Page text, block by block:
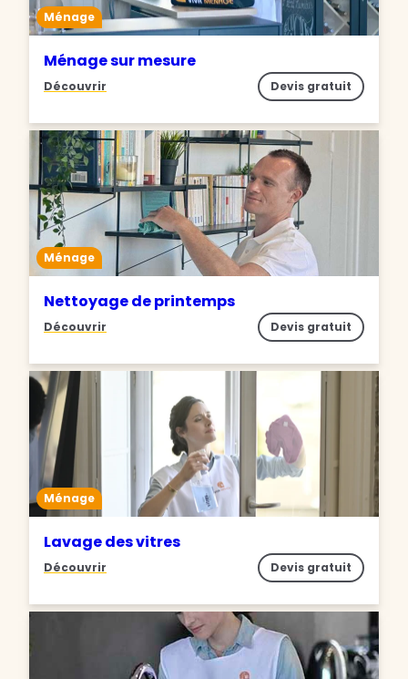
Ménage
Ménage sur mesure
Découvrir Devis gratuit
Ménage
Nettoyage de printemps
Découvrir Devis gratuit
Ménage
Lavage des vitres
Découvrir Devis gratuit